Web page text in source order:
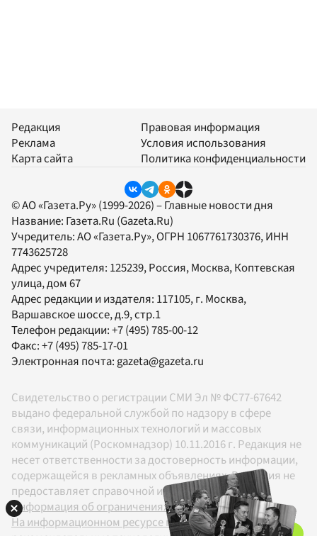
Редакция
Реклама
Карта сайта
Правовая информация
Условия использования
Политика конфиденциальности
© АО «Газета.Ру» (1999-2026) – Главные новости дня
Название: Газета.Ru (Gazeta.Ru)
Учредитель:АО «Газета.Ру», ОГРН 1067761730376, ИНН
7743625728
Адрес учредителя: 125239, Россия, Москва, Коптевская
улица, дом 67
Адрес редакции и издателя: 117105, г. Москва,
Варшавское шоссе, д.9, стр.1
Телефон редакции:+7 (495) 785-00-12
Факс:+7 (495) 785-17-01
Электронная почта:gazeta@gazeta.ru
Свидетельство о регистрации СМИ Эл № ФС77-67642
выдано федеральной службой по надзору в сфере
связи, информационных технологий и массовых
коммуникаций (Роскомнадзор) 10.11.2016 г. Редакция не
несет ответственности за достоверность информации,
содержащейся в рекламных объявлениях. Редакция не
предоставляет справочной информации.
Информация об ограничениях
На информационном ресурсе применяются